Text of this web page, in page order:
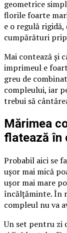
geometrice
florile foarte
e o regulă
cumpărături
Mai contează și
imprimeul e
greu de
compleului, iar
trebui să
Mărimea
flatează în
Probabil aici se
ușor mai mică
ușor mai mare
încălțăminte. În
compleul nu va
Un set pentru zi